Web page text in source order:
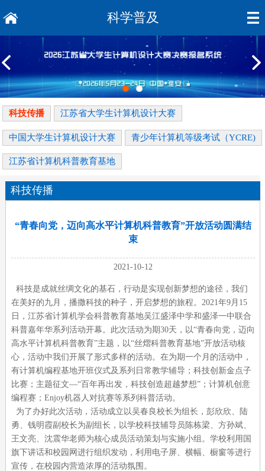
科学普及
科技传播 江苏省大学生计算机设计大赛
中国大学生计算机设计大赛 青少年计算机等级考试（YCRE)
江苏省计算机科普教育基地
科技传播
“青春向党，迈向高水平计算机科普教育”开放活动圆满结
束
2021-10-12
科技是成就丝绸文化的基石，行动是实现创新梦想的途径，我们
在美好的九月，播撒科技的种子，开启梦想的旅程。2021年9月15
日，江苏省计算机学会科普教育基地吴江盛泽中学和盛泽一中联合
科普嘉年华系列活动开幕。此次活动为期30天，以“青春向党，迈向
高水平计算机科普教育”主题，以“丝熠科普教育基地”开放活动核
心，活动中我们开展了形式多样的活动。在为期一个月的活动中，
有计算机编程基地开班仪式及系列日常教学辅导；科技创新金点子
比赛；主题征文—“百年再出发，科技创造超越梦想”；计算机创意
编程赛；Enjoy机器人对抗赛等系列科普活动。
为了办好此次活动，活动成立以吴春良校长为组长，彭欣欣、陆
勇、钱明霞副校长为副组长，以学校科技辅导员陈栋梁、方孙斌、
王文亮、沈震华老师为核心成员活动策划与实施小组。学校利用国
旗下讲话和校园网进行组织发动，利用电子屏、横幅、橱窗等进行
宣传，在校园内营造浓厚的活动氛围。